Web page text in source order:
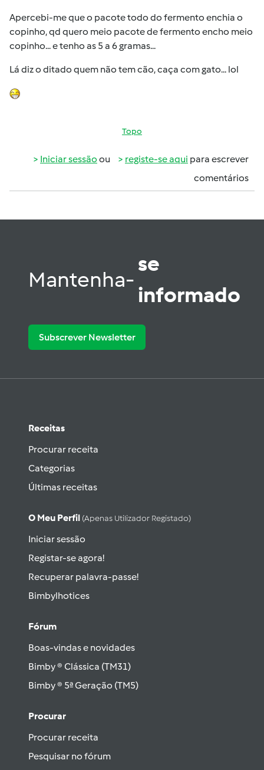
Apercebi-me que o pacote todo do fermento enchia o
copinho, qd quero meio pacote de fermento encho meio
copinho... e tenho as 5 a 6 gramas...
Lá diz o ditado quem não tem cão, caça com gato... lol
Topo
Iniciar sessão ou registe-se aqui para escrever
comentários
Mantenha-
se
informado
Subscrever Newsletter
Receitas
Procurar receita
Categorias
Últimas receitas
O Meu Perfil (apenas Utilizador Registado)
Iniciar sessão
Registar-se agora!
Recuperar palavra-passe!
Bimbylhotices
Fórum
Boas-vindas e novidades
Bimby ® Clássica (TM31)
Bimby ® 5ª Geração (TM5)
Procurar
Procurar receita
Pesquisar no fórum